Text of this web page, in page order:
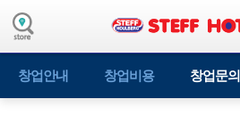
창업안내 창업비용 창업문의